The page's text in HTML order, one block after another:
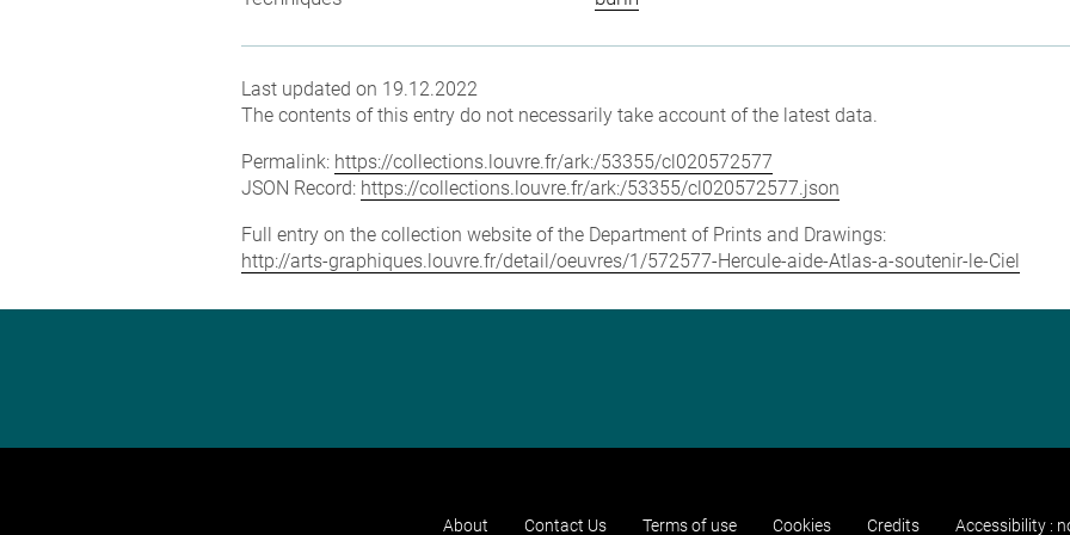
Last updated on 19.12.2022
The contents of this entry do not necessarily take account of the latest data.
Permalink: https://collections.louvre.fr/ark:/53355/cl020572577
JSON Record: https://collections.louvre.fr/ark:/53355/cl020572577.json
Full entry on the collection website of the Department of Prints and Drawings:
http://arts-graphiques.louvre.fr/detail/oeuvres/1/572577-Hercule-aide-Atlas-a-soutenir-le-Ciel
About Contact Us Terms of use Cookies Credits Accessibility :